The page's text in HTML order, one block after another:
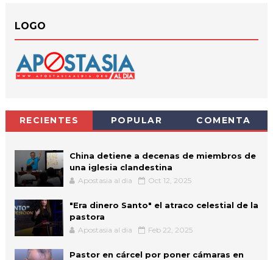
LOGO
RECIENTES POPULAR COMENTA
China detiene a decenas de miembros de
una iglesia clandestina
Apostasia al dia Oct 12, 2025
"Era dinero Santo" el atraco celestial de la
pastora
Apostasia al dia Feb 22, 2025
Pastor en cárcel por poner cámaras en